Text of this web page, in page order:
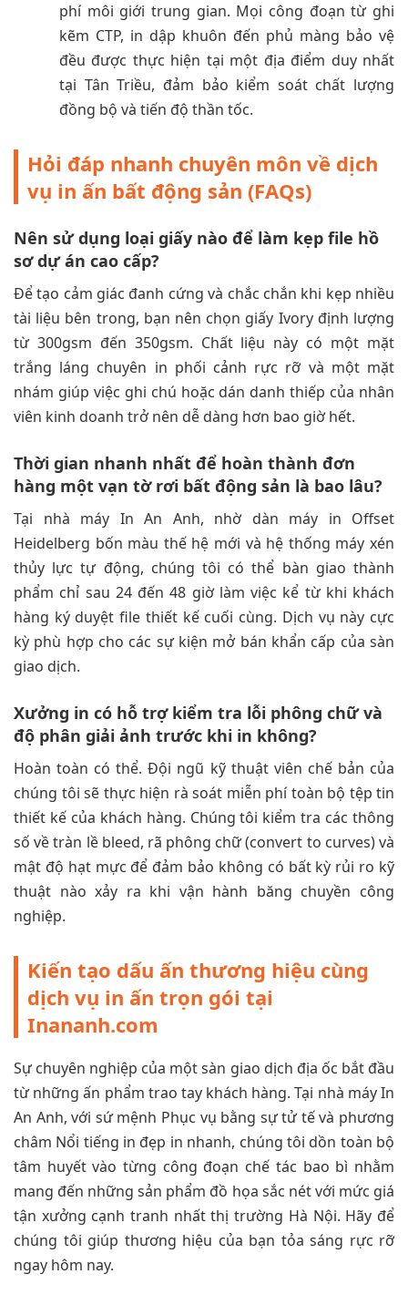
phí môi giới trung gian. Mọi công đoạn từ ghi
kẽm CTP, in dập khuôn đến phủ màng bảo vệ
đều được thực hiện tại một địa điểm duy nhất
tại Tân Triều, đảm bảo kiểm soát chất lượng
đồng bộ và tiến độ thần tốc.
Hỏi đáp nhanh chuyên môn về dịch
vụ in ấn bất động sản (FAQs)
Nên sử dụng loại giấy nào để làm kẹp file hồ
sơ dự án cao cấp?
Để tạo cảm giác đanh cứng và chắc chắn khi kẹp nhiều
tài liệu bên trong, bạn nên chọn giấy Ivory định lượng
từ 300gsm đến 350gsm. Chất liệu này có một mặt
trắng láng chuyên in phối cảnh rực rỡ và một mặt
nhám giúp việc ghi chú hoặc dán danh thiếp của nhân
viên kinh doanh trở nên dễ dàng hơn bao giờ hết.
Thời gian nhanh nhất để hoàn thành đơn
hàng một vạn tờ rơi bất động sản là bao lâu?
Tại nhà máy In An Anh, nhờ dàn máy in Offset
Heidelberg bốn màu thế hệ mới và hệ thống máy xén
thủy lực tự động, chúng tôi có thể bàn giao thành
phẩm chỉ sau 24 đến 48 giờ làm việc kể từ khi khách
hàng ký duyệt file thiết kế cuối cùng. Dịch vụ này cực
kỳ phù hợp cho các sự kiện mở bán khẩn cấp của sàn
giao dịch.
Xưởng in có hỗ trợ kiểm tra lỗi phông chữ và
độ phân giải ảnh trước khi in không?
Hoàn toàn có thể. Đội ngũ kỹ thuật viên chế bản của
chúng tôi sẽ thực hiện rà soát miễn phí toàn bộ tệp tin
thiết kế của khách hàng. Chúng tôi kiểm tra các thông
số về tràn lề bleed, rã phông chữ (convert to curves) và
mật độ hạt mực để đảm bảo không có bất kỳ rủi ro kỹ
thuật nào xảy ra khi vận hành băng chuyền công
nghiệp.
Kiến tạo dấu ấn thương hiệu cùng
dịch vụ in ấn trọn gói tại
Inananh.com
Sự chuyên nghiệp của một sàn giao dịch địa ốc bắt đầu
từ những ấn phẩm trao tay khách hàng. Tại nhà máy In
An Anh, với sứ mệnh Phục vụ bằng sự tử tế và phương
châm Nổi tiếng in đẹp in nhanh, chúng tôi dồn toàn bộ
tâm huyết vào từng công đoạn chế tác bao bì nhằm
mang đến những sản phẩm đồ họa sắc nét với mức giá
tận xưởng cạnh tranh nhất thị trường Hà Nội. Hãy để
chúng tôi giúp thương hiệu của bạn tỏa sáng rực rỡ
ngay hôm nay.